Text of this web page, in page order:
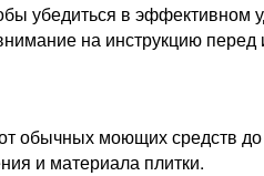
убедиться в эффективном
на инструкцию перед
обычных моющих средств
и материала плитки.